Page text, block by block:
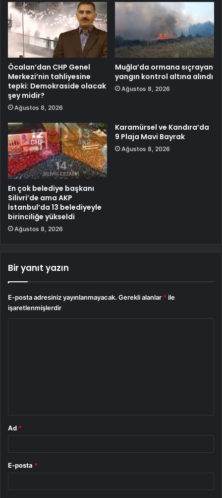
Öcalan’dan CHP Genel
Merkezi’nin tahliyesine
tepki: Demokraside olacak
şey midir?
Ağustos 8, 2026
Muğla’da ormana sıçrayan
yangın kontrol altına alındı
Ağustos 8, 2026
En çok belediye başkanı
Silivri’de ama AKP
İstanbul’da 13 belediyeyle
birinciliğe yükseldi
Ağustos 8, 2026
Karamürsel ve Kandıra’da
9 Plaja Mavi Bayrak
Ağustos 8, 2026
Bir yanıt yazın
E-posta adresiniz yayınlanmayacak. Gerekli alanlar * ile
işaretlenmişlerdir
Ad *
E-posta *